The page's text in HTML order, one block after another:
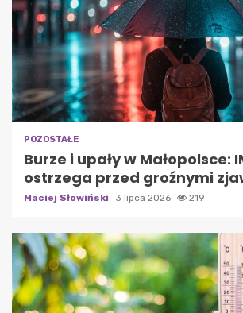
POZOSTAŁE
Burze i upały w Małopolsce:
ostrzega przed groźnymi
Maciej Słowiński 3 lipca 2026 219